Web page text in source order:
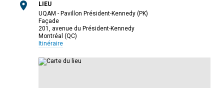
LIEU
UQAM - Pavillon Président-Kennedy (PK)
Façade
201, avenue du Président-Kennedy
Montréal (QC)
Itinéraire